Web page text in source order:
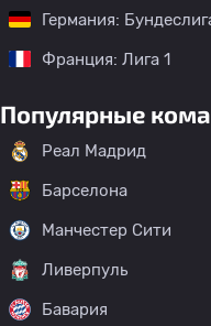
Германия:
Франция: Лига 1
Популярные
Реал Мадрид
Барселона
Манчестер Сити
Ливерпуль
Бавария